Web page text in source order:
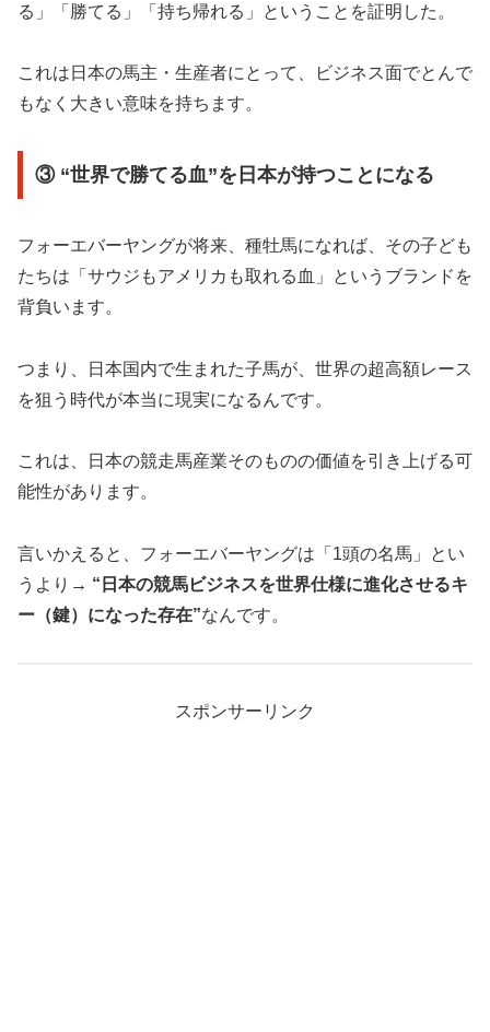
る」「勝てる」「持ち帰れる」ということを証明した。
これは日本の馬主・生産者にとって、ビジネス面でとんで
もなく大きい意味を持ちます。
③ “世界で勝てる血”を日本が持つことになる
フォーエバーヤングが将来、種牡馬になれば、その子ども
たちは「サウジもアメリカも取れる血」というブランドを
背負います。
つまり、日本国内で生まれた子馬が、世界の超高額レース
を狙う時代が本当に現実になるんです。
これは、日本の競走馬産業そのものの価値を引き上げる可
能性があります。
言いかえると、フォーエバーヤングは「1頭の名馬」とい
うより → “日本の競馬ビジネスを世界仕様に進化させるキ
ー（鍵）になった存在”なんです。
スポンサーリンク